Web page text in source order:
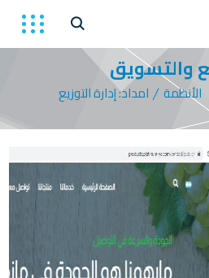
والتسويق
الأنظمة امداد: إدارة التوزيع